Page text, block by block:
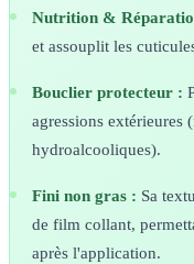
Nutrition &
et assouplit les
Bouclier protecteur :
agressions extérieures
hydroalcooliques).
Fini non gras : Sa
de film collant,
après l'application.